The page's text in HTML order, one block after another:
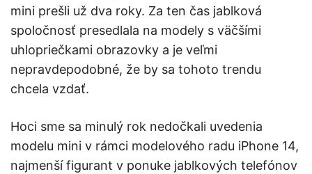
mini prešli už dva roky. Za ten čas jablková
spoločnosť presedlala na modely s väčšími
uhlopriečkami obrazovky a je veľmi
nepravdepodobné, že by sa tohoto trendu
chcela vzdať.
Hoci sme sa minulý rok nedočkali uvedenia
modelu mini v rámci modelového radu iPhone 14,
najmenší figurant v ponuke jablkových telefónov